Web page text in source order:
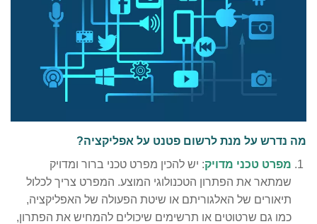
מה נדרש על מנת לרשום פטנט על אפליקציה?
מפרט טכני מדויק: יש להכין מפרט טכני ברור ומדויק
שמתאר את הפתרון הטכנולוגי המוצע. המפרט צריך לכלול
תיאורים של האלגוריתם או שיטת הפעולה של האפליקציה,
כמו גם שרטוטים או תרשימים שיכולים להמחיש את הפתרון,